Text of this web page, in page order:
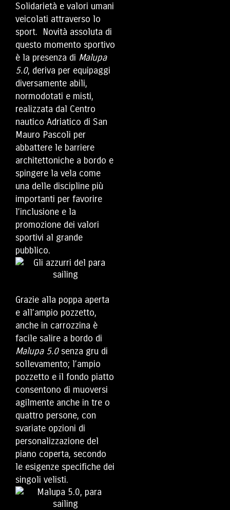
Solidarietà e valori umani
veicolati attraverso lo
sport. Novità assoluta di
questo momento sportivo
è la presenza di Malupa
5.0, deriva per equipaggi
diversamente abili,
normodotati e misti,
realizzata dal Centro
nautico Adriatico di San
Mauro Pascoli per
abbattere le barriere
architettoniche a bordo e
spingere la vela come
una delle discipline più
importanti per favorire
l’inclusione e la
promozione dei valori
sportivi al grande
pubblico.
Grazie alla poppa aperta
e all’ampio pozzetto,
anche in carrozzina è
facile salire a bordo di
Malupa 5.0senza gru di
sollevamento; l’ampio
pozzetto e il fondo piatto
consentono di muoversi
agilmente anche in tre o
quattro persone, con
svariate opzioni di
personalizzazione del
piano coperta, secondo
le esigenze specifiche dei
singoli velisti.